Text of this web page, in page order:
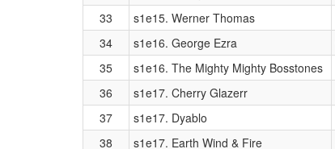
33
s1e15. Werner Thomas
34
s1e16. George Ezra
35
s1e16. The Mighty Mighty Bosstones
36
s1e17. Cherry Glazerr
37
s1e17. Dyablo
38
s1e17. Earth Wind & Fire